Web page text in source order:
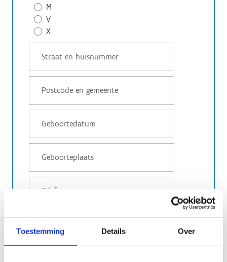
Toestemming Details Over
M
V
X